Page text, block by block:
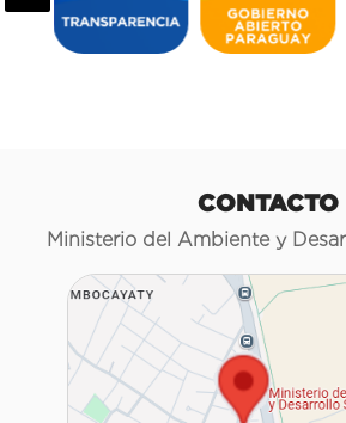
CONTACTO
Ministerio del Ambiente y